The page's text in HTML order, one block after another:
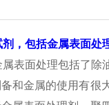
，包括金属表面处
表面处理包括了除
和金属的使用有很